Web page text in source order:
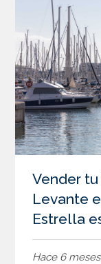
Vender
Levante
Estrella
Hace 6 meses